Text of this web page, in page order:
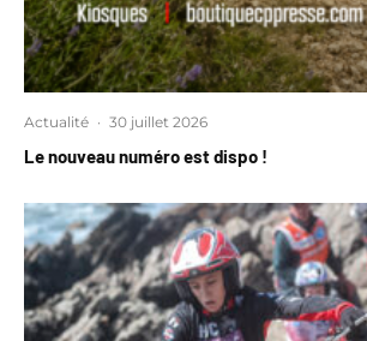
Actualité · 30 juillet 2026
Le nouveau numéro est dispo !